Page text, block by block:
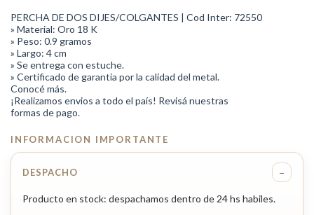
PERCHA DE DOS DIJES/COLGANTES | Cod Inter: 72550
» Material: Oro 18 K
» Peso: 0.9 gramos
» Largo: 4 cm
» Se entrega con estuche.
» Certificado de garantía por la calidad del metal.
Conocé más.
¡Realizamos envios a todo el país! Revisá nuestras
formas de pago.
INFORMACION IMPORTANTE
DESPACHO −
Producto en stock: despachamos dentro de 24 hs habiles.